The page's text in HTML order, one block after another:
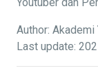
Author: Akademi
Last update: